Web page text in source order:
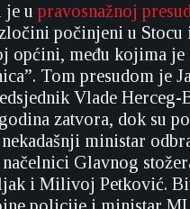
je u pravosnažnoj
počinjeni u Stocu
općini, među kojima je
Tom presudom je
Vlade Herceg-
zatvora, dok su
ministar
Glavnog
i Milivoj Petković.